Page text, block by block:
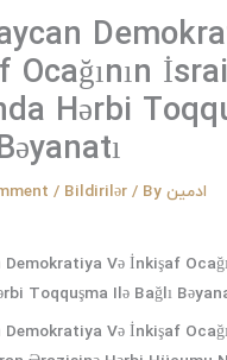
Ocağının
Hərbi
/ Bildirilər / Byادمین
Və İnkişaf
Toqquşma Ilə Bağlı
Və İnkişaf